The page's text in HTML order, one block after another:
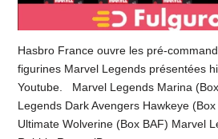
Hasbro France ouvre les pré-
figurines Marvel Legends présentées
Youtube. Marvel Legends Marina
Legends Dark Avengers Hawkeye
Ultimate Wolverine (Box BAF) Marvel